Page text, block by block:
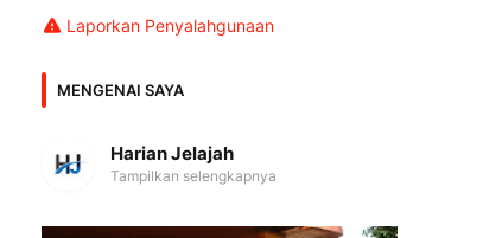
Laporkan Penyalahgunaan
MENGENAI SAYA
Harian Jelajah
Tampilkan selengkapnya